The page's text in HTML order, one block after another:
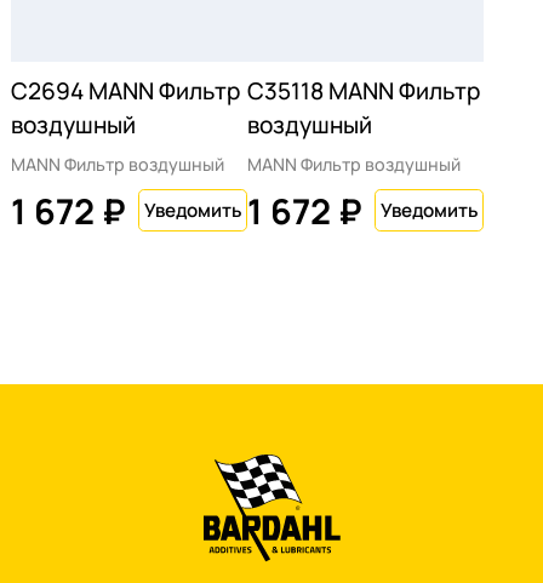
C2694 MANN Фильтр
воздушный
MANN Фильтр воздушный
1 672 ₽
C35118 MANN Фильтр
воздушный
MANN Фильтр воздушный
1 672 ₽